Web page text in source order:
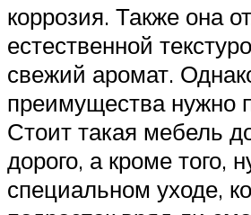
коррозия. Также она
естественной
свежий аромат.
преимущества нужно
Стоит такая мебель
дорого, а кроме того,
специальном уходе,